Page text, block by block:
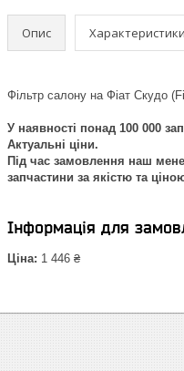
Опис Характеристики
Фільтр салону на Фіат Скудо
У наявності понад 100 000
Актуальні ціни.
Під час замовлення наш
запчастини за якістю та
Інформація для
Ціна: 1 446 ₴